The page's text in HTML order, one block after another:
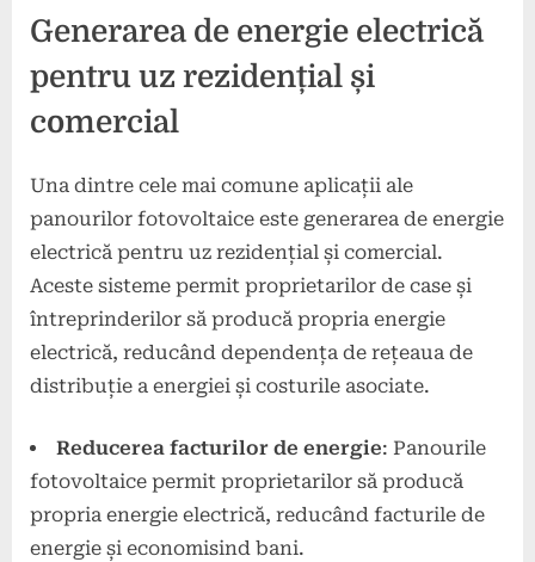
Generarea de energie electrică
pentru uz rezidențial și
comercial
Una dintre cele mai comune aplicații ale
panourilor fotovoltaice este generarea de energie
electrică pentru uz rezidențial și comercial.
Aceste sisteme permit proprietarilor de case și
întreprinderilor să producă propria energie
electrică, reducând dependența de rețeaua de
distribuție a energiei și costurile asociate.
Reducerea facturilor de energie: Panourile
fotovoltaice permit proprietarilor să producă
propria energie electrică, reducând facturile de
energie și economisind bani.